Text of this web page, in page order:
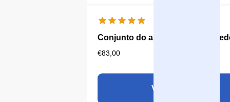
Conjunto do ano Aqualine 18
€83,00
Ver produto